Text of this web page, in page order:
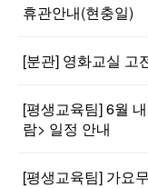
휴관안내(현충일)
[분관] 영화교실 고
[평생교육팀] 6월
람> 일정 안내
[평생교육팀] 가요